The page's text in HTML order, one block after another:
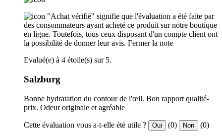
"Achat vérifié" signifie que l'évaluation a été faite par
des consommateurs ayant acheté ce produit sur notre boutique
en ligne. Toutefois, tous ceux disposant d'un compte client ont
la possibilité de donner leur avis. Fermer la note
Evalué(e) à 4 étoile(s) sur 5.
Salzburg
Bonne hydratation du contour de l'œil. Bon rapport qualité-
prix. Odeur originale et agréable
Cette évaluation vous a-t-elle été utile ? Oui (0) Non (0)